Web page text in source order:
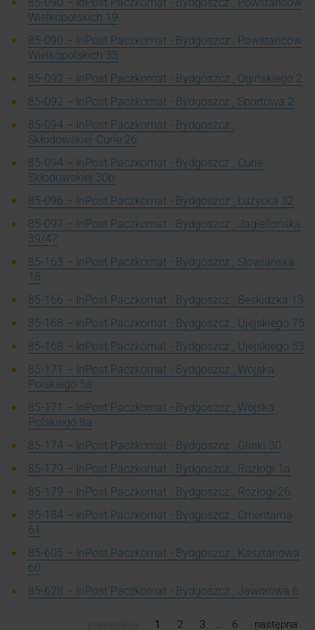
Wielkopolskich 19
85-090 – InPost Paczkomat - Bydgoszcz , Powstańców
Wielkopolskich 33
85-092 – InPost Paczkomat - Bydgoszcz , Ogińskiego 2
85-092 – InPost Paczkomat - Bydgoszcz , Sportowa 2
85-094 – InPost Paczkomat - Bydgoszcz ,
Skłodowskiej-Curie 26
85-094 – InPost Paczkomat - Bydgoszcz , Curie
Skłodowskiej 30b
85-096 – InPost Paczkomat - Bydgoszcz , Łużycka 32
85-097 – InPost Paczkomat - Bydgoszcz , Jagiellońska
39/47
85-163 – InPost Paczkomat - Bydgoszcz , Słowiańska
18
85-166 – InPost Paczkomat - Bydgoszcz , Beskidzka 13
85-168 – InPost Paczkomat - Bydgoszcz , Ujejskiego 75
85-168 – InPost Paczkomat - Bydgoszcz , Ujejskiego 53
85-171 – InPost Paczkomat - Bydgoszcz , Wojska
Polskiego 5a
85-171 – InPost Paczkomat - Bydgoszcz , Wojska
Polskiego 8a
85-174 – InPost Paczkomat - Bydgoszcz , Glinki 30
85-179 – InPost Paczkomat - Bydgoszcz , Rozłogi 1a
85-179 – InPost Paczkomat - Bydgoszcz , Rozłogi 26
85-184 – InPost Paczkomat - Bydgoszcz , Cmentarna
61
85-605 – InPost Paczkomat - Bydgoszcz , Kasztanowa
60
85-628 – InPost Paczkomat - Bydgoszcz , Jaworowa 6
1 2 3 … 6 następna